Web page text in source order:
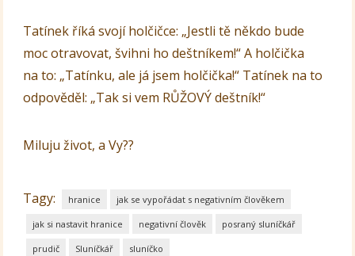
Tatínek říká svojí holčičce: „Jestli tě někdo bude
moc otravovat, švihni ho deštníkem!“ A holčička
na to: „Tatínku, ale já jsem holčička!“ Tatínek na to
odpověděl: „Tak si vem RŮŽOVÝ deštník!“
Miluju život, a Vy??
Tagy: hranice jak se vypořádat s negativním člověkem
jak si nastavit hranice negativní člověk posraný sluníčkář
prudič Sluníčkář sluníčko